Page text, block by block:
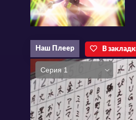
Наш Плеер В